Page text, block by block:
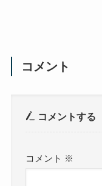
コメント
コメントする
コメント ※